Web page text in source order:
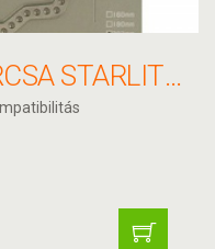
ALLIGATOR FÉKTÁRCSA STARLITE 203MM HKR20